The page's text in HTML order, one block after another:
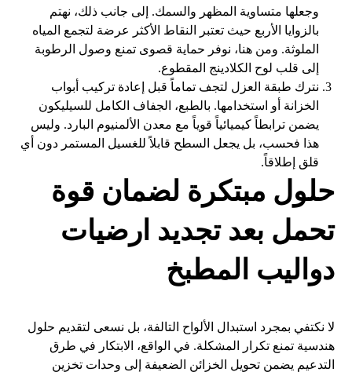
وجعلها متساوية المظهر والسمك. إلى جانب ذلك، نهتم
بالزوايا الأربع حيث تعتبر النقاط الأكثر عرضة لتجمع المياه
الملوثة. ومن هنا، نوفر حماية قصوى تمنع وصول الرطوبة
إلى قلب لوح الكلادينج المقطوع.
نترك طبقة العزل لتجف تماماً قبل إعادة تركيب أبواب
الخزانة أو استخدامها. بالطبع، الجفاف الكامل للسيليكون
يضمن ترابطاً كيميائياً قوياً مع معدن الألمنيوم البارد. وليس
هذا فحسب، بل يجعل السطح قابلاً للغسيل المستمر دون أي
قلق إطلاقاً.
حلول مبتكرة لضمان قوة
تحمل بعد تجديد ارضيات
دواليب المطبخ
لا نكتفي بمجرد استبدال الألواح التالفة، بل نسعى لتقديم حلول
هندسية تمنع تكرار المشكلة. في الواقع، الابتكار في طرق
التدعيم يضمن تحويل الخزائن الضعيفة إلى وحدات تخزين